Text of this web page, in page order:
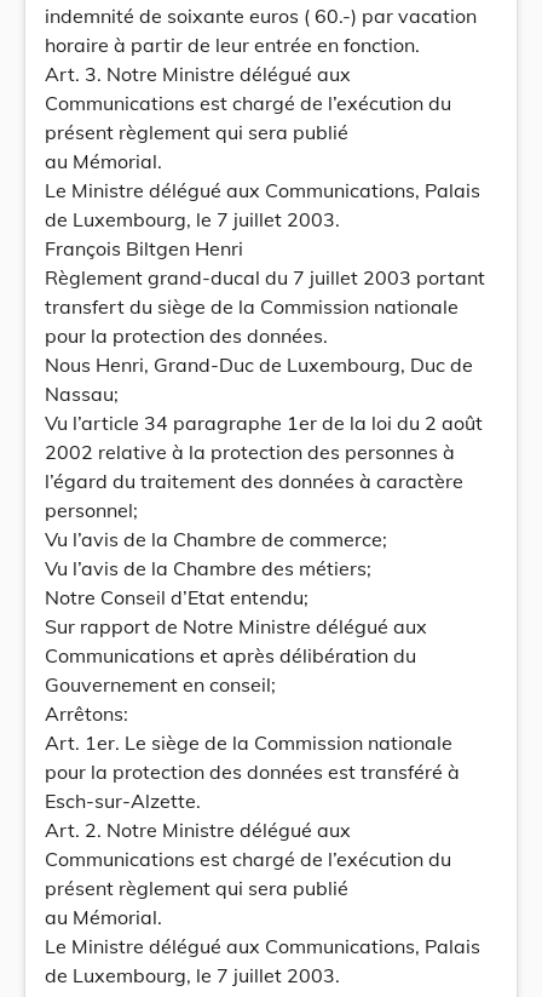
indemnité de soixante euros ( 60.-) par vacation
horaire à partir de leur entrée en fonction.
Art. 3. Notre Ministre délégué aux
Communications est chargé de l’exécution du
présent règlement qui sera publié
au Mémorial.
Le Ministre délégué aux Communications, Palais
de Luxembourg, le 7 juillet 2003.
François Biltgen Henri
Règlement grand-ducal du 7 juillet 2003 portant
transfert du siège de la Commission nationale
pour la protection des données.
Nous Henri, Grand-Duc de Luxembourg, Duc de
Nassau;
Vu l’article 34 paragraphe 1er de la loi du 2 août
2002 relative à la protection des personnes à
l’égard du traitement des données à caractère
personnel;
Vu l’avis de la Chambre de commerce;
Vu l’avis de la Chambre des métiers;
Notre Conseil d’Etat entendu;
Sur rapport de Notre Ministre délégué aux
Communications et après délibération du
Gouvernement en conseil;
Arrêtons:
Art. 1er. Le siège de la Commission nationale
pour la protection des données est transféré à
Esch-sur-Alzette.
Art. 2. Notre Ministre délégué aux
Communications est chargé de l’exécution du
présent règlement qui sera publié
au Mémorial.
Le Ministre délégué aux Communications, Palais
de Luxembourg, le 7 juillet 2003.